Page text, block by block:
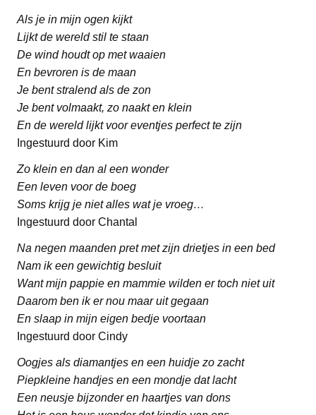
Als je in mijn ogen kijkt
Lijkt de wereld stil te staan
De wind houdt op met waaien
En bevroren is de maan
Je bent stralend als de zon
Je bent volmaakt, zo naakt en klein
En de wereld lijkt voor eventjes perfect te zijn
Ingestuurd door Kim
Zo klein en dan al een wonder
Een leven voor de boeg
Soms krijg je niet alles wat je vroeg…
Ingestuurd door Chantal
Na negen maanden pret met zijn drietjes in een bed
Nam ik een gewichtig besluit
Want mijn pappie en mammie wilden er toch niet uit
Daarom ben ik er nou maar uit gegaan
En slaap in mijn eigen bedje voortaan
Ingestuurd door Cindy
Oogjes als diamantjes en een huidje zo zacht
Piepkleine handjes en een mondje dat lacht
Een neusje bijzonder en haartjes van dons